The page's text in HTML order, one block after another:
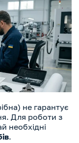
не гарантує
Для роботи з
необхідні
.